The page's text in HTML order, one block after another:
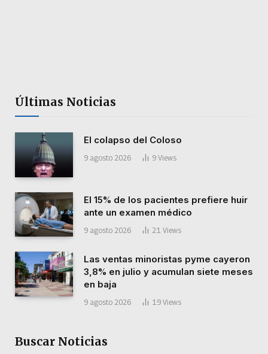
Últimas Noticias
El colapso del Coloso
9 agosto 2026 9 Views
El 15% de los pacientes prefiere huir
ante un examen médico
9 agosto 2026 21 Views
Las ventas minoristas pyme cayeron
3,8% en julio y acumulan siete meses
en baja
9 agosto 2026 19 Views
Buscar Noticias